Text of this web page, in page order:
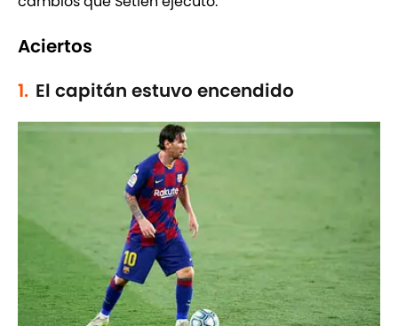
Aciertos
1. El capitán estuvo encendido